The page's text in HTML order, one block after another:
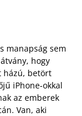
manapság sem
hogy
házú, betört
iPhone-okkal
az emberek
Van, aki